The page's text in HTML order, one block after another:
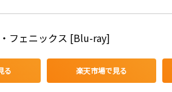
フェニックス [Blu-ray]
る 楽天市場で見る